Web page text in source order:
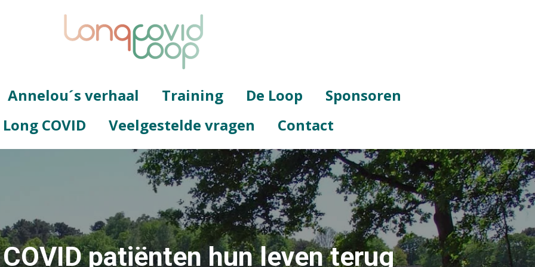
Annelou´s verhaal Training De Loop
Sponsoren
COVID
Veelgestelde vragen Contact
patiënten hun leven terug